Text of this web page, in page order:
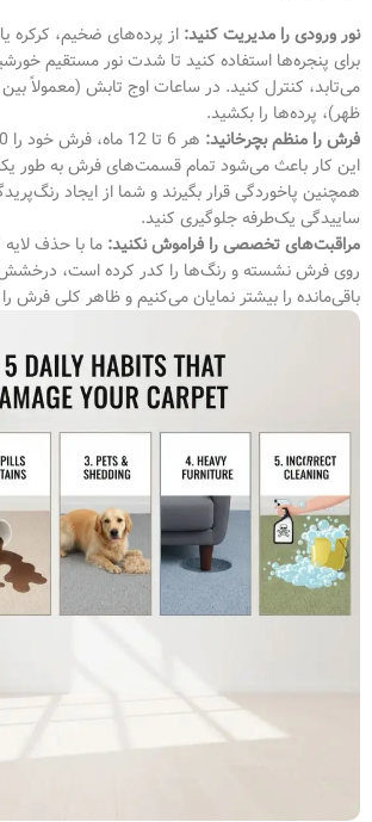
نور ورودی را مدیریت کنید:
برای پنجره‌ها استفاده کنید تا شدت نور مستقیم
ظهر)، پرده‌ها را بکشید.
فرش را منظم بچرخانید:
این کار باعث می‌شود تمام قسمت‌های فرش به طور
همچنین پاخوردگی قرار بگیرند و شما از ایجاد
ساییدگی یک‌طرفه جلوگیری کنید.
مراقبت‌های تخصصی را فراموش نکنید: ما با حذف
روی فرش نشسته و رنگ‌ها را کدر کرده است،
باقی‌مانده را بیشتر نمایان می‌کنیم و ظاهر کلی فرش